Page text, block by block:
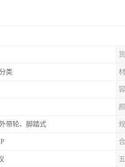
类
带轮、脚踏式